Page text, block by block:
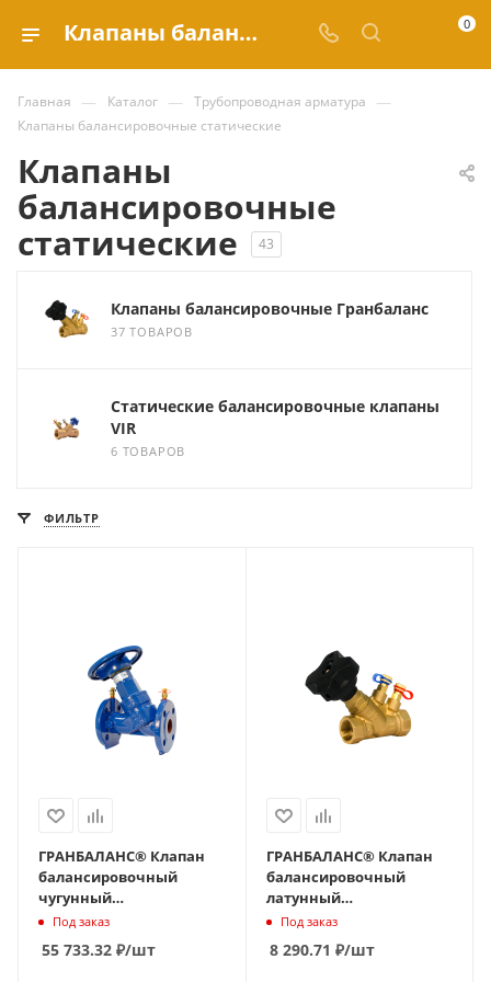
Клапаны балансировочные статические купить по выгодным ценам в каталоге Valve.ru 0
Главная — Каталог — Трубопроводная арматура —
Клапаны балансировочные статические
Клапаны
балансировочные
статические
43
Клапаны балансировочные Гранбаланс
37 ТОВАРОВ
Статические балансировочные клапаны
VIR
6 ТОВАРОВ
ФИЛЬТР
ГРАНБАЛАНС® Клапан
балансировочный
чугунный
КБЧ.01.10.125.16, Ду 125,
Ру16, Тмакс=120оС, ф/
ф_NEW DESIGN
Под заказ
55 733.32 ₽/шт
ГРАНБАЛАНС® Клапан
балансировочный
латунный
КБЛ.02.10.040.25, Ду 040,
Ру25, Тмакс=120оС, р/
р_NEW DESIGN
Под заказ
8 290.71 ₽/шт